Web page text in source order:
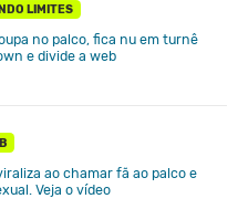
LIMITES
no palco, fica nu em turnê
e divide a web
ao chamar fã ao palco e
Veja o vídeo